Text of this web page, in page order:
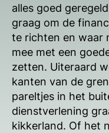
alles goed
graag om de
te richten en waar
mee met een
zetten. Uiteraard
kanten van de
pareltjes in het
dienstverlening
kikkerland. Of het